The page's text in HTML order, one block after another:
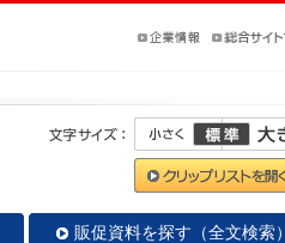
販促資料を探す（全文検索）